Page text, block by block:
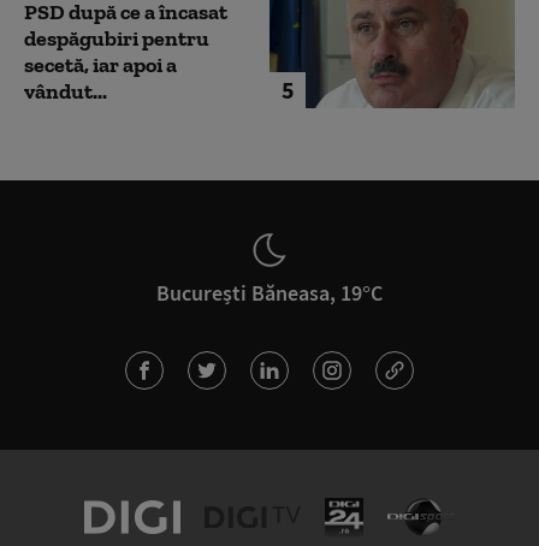
5
PSD după ce a încasat
despăgubiri pentru
secetă, iar apoi a
vândut...
București Băneasa, 19°C